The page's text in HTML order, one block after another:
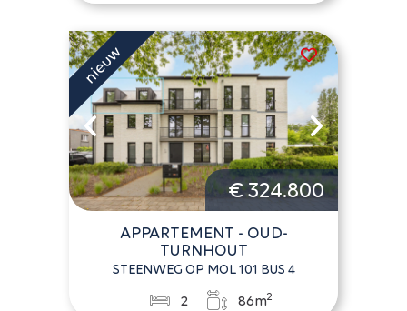
€ 324.800
APPARTEMENT - OUD-
TURNHOUT
STEENWEG OP MOL 101 BUS 4
2 86m2